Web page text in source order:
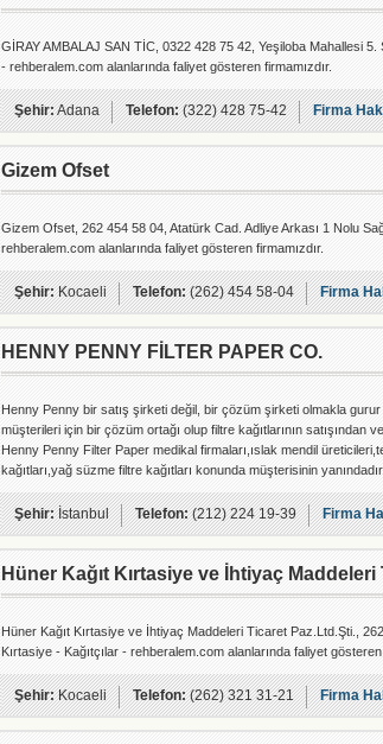
GİRAY AMBALAJ SAN TİC, 0322 428 75 42, Yeşiloba Mahallesi
- rehberalem.com alanlarında faliyet gösteren firmamızdır.
Şehir:Adana Telefon:(322) 428 75-42 Firma
Gizem Ofset
Gizem Ofset, 262 454 58 04, Atatürk Cad. Adliye Arkası 1 Nolu
rehberalem.com alanlarında faliyet gösteren firmamızdır.
Şehir:Kocaeli Telefon:(262) 454 58-04 Firma
HENNY PENNY FİLTER PAPER CO.
Henny Penny bir satış şirketi değil, bir çözüm şirketi olmakla
müşterileri için bir çözüm ortağı olup filtre kağıtlarının satışından
Henny Penny Filter Paper medikal firmaları,ıslak mendil
kağıtları,yağ süzme filtre kağıtları konunda müşterisinin yanındadır.
Şehir:İstanbul Telefon:(212) 224 19-39 Firma
Hüner Kağıt Kırtasiye ve İhtiyaç Maddeleri
Hüner Kağıt Kırtasiye ve İhtiyaç Maddeleri Ticaret Paz.Ltd.Şti.,
Kırtasiye - Kağıtçılar - rehberalem.com alanlarında faliyet gösteren
Şehir:Kocaeli Telefon:(262) 321 31-21 Firma